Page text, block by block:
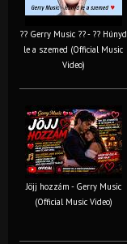
?? Gerry Music ?? - ?? Húnyd
le a szemed (Official Music
Video)
Jöjj hozzám - Gerry Music
(Official Music Video)